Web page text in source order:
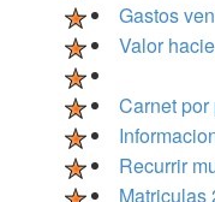
Gastos
Valor
Carnet por
Recurrir
Matriculas